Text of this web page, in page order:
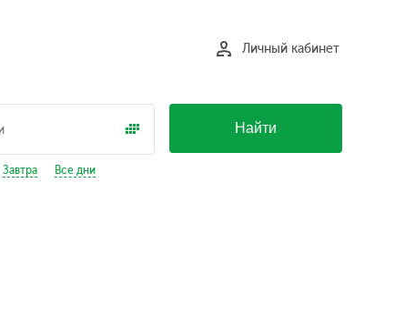
Личный кабинет
Завтра Все дни
Найти